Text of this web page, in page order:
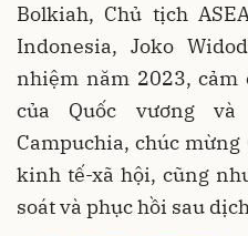
Bolkiah, Chủ tịch
Indonesia, Joko
nhiệm năm 2023,
của Quốc vương
Campuchia, chúc
kinh tế-xã hội, cũng
soát và phục hồi sau